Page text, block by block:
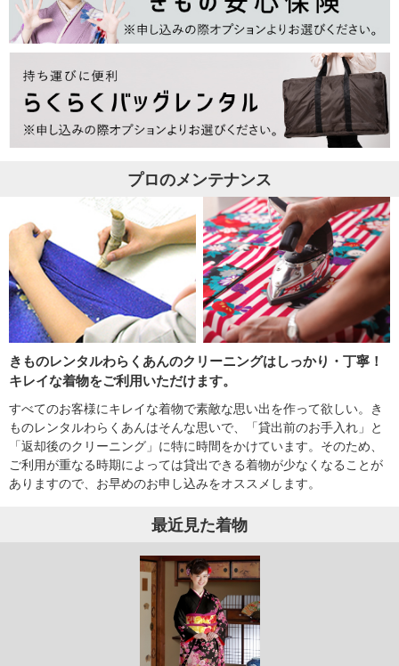
プロのメンテナンス
きものレンタルわらくあんのクリーニングはしっかり・丁寧！
キレイな着物をご利用いただけます。
すべてのお客様にキレイな着物で素敵な思い出を作って欲しい。き
ものレンタルわらくあんはそんな思いで、「貸出前のお手入れ」と
「返却後のクリーニング」に特に時間をかけています。そのため、
ご利用が重なる時期によっては貸出できる着物が少なくなることが
ありますので、お早めのお申し込みをオススメします。
最近見た着物